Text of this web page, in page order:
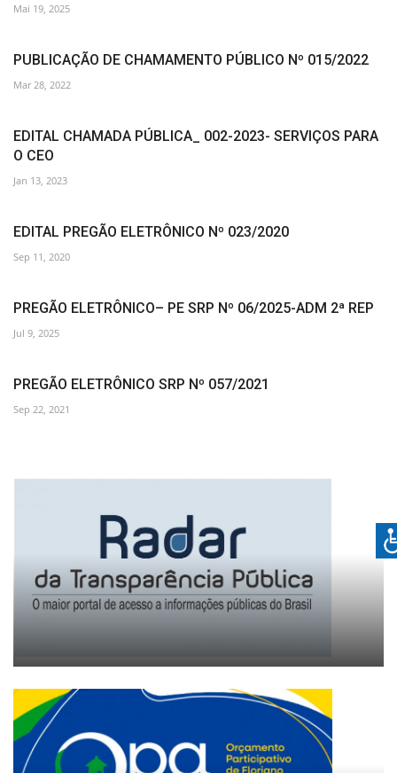
Mai 19, 2025
PUBLICAÇÃO DE CHAMAMENTO PÚBLICO Nº 015/2022
Mar 28, 2022
EDITAL CHAMADA PÚBLICA_ 002-2023- SERVIÇOS PARA
O CEO
Jan 13, 2023
EDITAL PREGÃO ELETRÔNICO Nº 023/2020
Sep 11, 2020
PREGÃO ELETRÔNICO– PE SRP Nº 06/2025-ADM 2ª REP
Jul 9, 2025
PREGÃO ELETRÔNICO SRP Nº 057/2021
Sep 22, 2021